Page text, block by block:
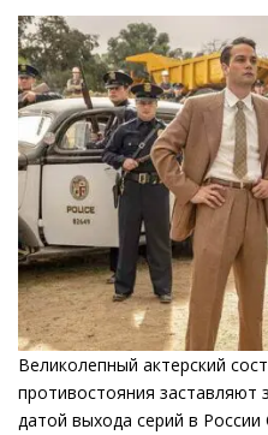
Великолепный актерский
противостояния заставляют
датой выхода серий в